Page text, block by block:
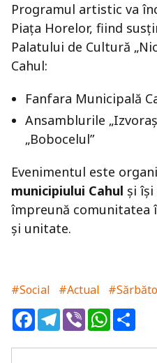
Programul artistic va
Piața Horelor, fiind
Palatului de Cultură
Cahul:
Fanfara Municipală
Ansamblurile
„Bobocelul”
Evenimentul este
municipiului Cahul și își
împreună comunitatea
și unitate.
#Social #Actual
FacebookTelegram
ViberWhatsApp